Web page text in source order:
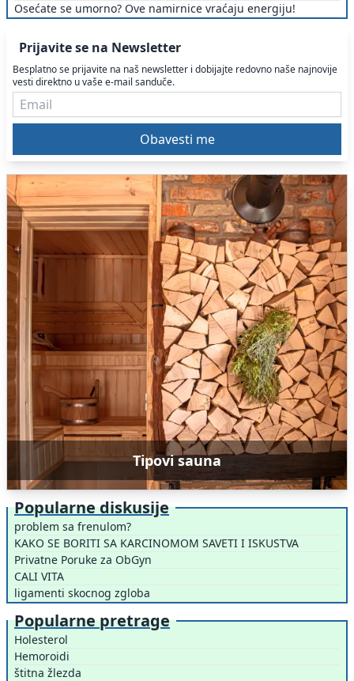
Osećate se umorno? Ove namirnice vraćaju energiju!
Prijavite se na Newsletter
Besplatno se prijavite na naš newsletter i dobijajte redovno naše najnovije
vesti direktno u vaše e-mail sanduče.
Tipovi sauna
Popularne diskusije
problem sa frenulom?
KAKO SE BORITI SA KARCINOMOM SAVETI I ISKUSTVA
Privatne Poruke za ObGyn
CALI VITA
ligamenti skocnog zgloba
Popularne pretrage
Holesterol
Hemoroidi
štitna žlezda